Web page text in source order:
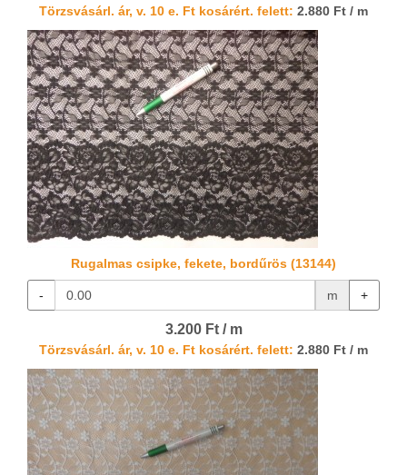
Törzsvásárl. ár, v. 10 e. Ft kosárért. felett: 2.880 Ft / m
Rugalmas csipke, fekete, bordűrös (13144)
- m +
3.200 Ft / m
Törzsvásárl. ár, v. 10 e. Ft kosárért. felett: 2.880 Ft / m